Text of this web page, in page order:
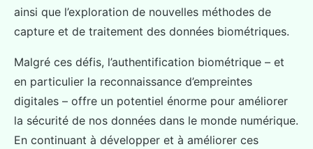
ainsi que l’exploration de nouvelles méthodes de
capture et de traitement des données biométriques.
Malgré ces défis, l’authentification biométrique – et
en particulier la reconnaissance d’empreintes
digitales – offre un potentiel énorme pour améliorer
la sécurité de nos données dans le monde numérique.
En continuant à développer et à améliorer ces